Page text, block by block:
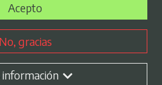
Bolsa de empleo
contratante
Acepto
No, gracias
información